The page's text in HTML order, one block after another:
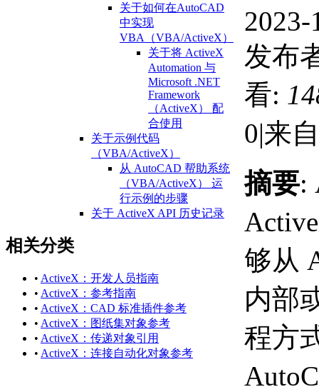
关于如何在AutoCAD
中实现
VBA（VBA/ActiveX）
关于将 ActiveX
Automation 与
Microsoft .NET
Framework
（ActiveX） 配
合使用
关于示例代码
（VBA/ActiveX）
从 AutoCAD 帮助系统
（VBA/ActiveX） 运
行示例的步骤
关于 ActiveX API 历史记录
（ActiveX）
AutoCAD 2020 API 历
史记录参考
（ActiveX）
AutoCAD 2018 API 历
史记录参考
（ActiveX）
相关分类
• ActiveX：开发人员指南
• ActiveX：参考指南
• ActiveX：CAD 标准插件参考
• ActiveX：图纸集对象参考
• ActiveX：传递对象引用
• ActiveX：连接自动化对象参考
2023-
发布
看:
0|来
摘要:
够从
内部
程方